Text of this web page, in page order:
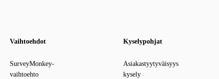
Vaihtoehdot
SurveyMonkey-
vaihtoehto
Kyselypohjat
Asiakastyytyväisyys
kysely